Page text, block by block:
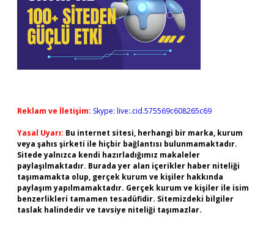
Reklam ve İletişim: Skype: live:.cid.575569c608265c69
Yasal Uyarı: Bu internet sitesi, herhangi bir marka, kurum
veya şahıs şirketi ile hiçbir bağlantısı bulunmamaktadır.
Sitede yalnızca kendi hazırladığımız makaleler
paylaşılmaktadır. Burada yer alan içerikler haber niteliği
taşımamakta olup, gerçek kurum ve kişiler hakkında
paylaşım yapılmamaktadır. Gerçek kurum ve kişiler ile isim
benzerlikleri tamamen tesadüfidir. Sitemizdeki bilgiler
taslak halindedir ve tavsiye niteliği taşımazlar.